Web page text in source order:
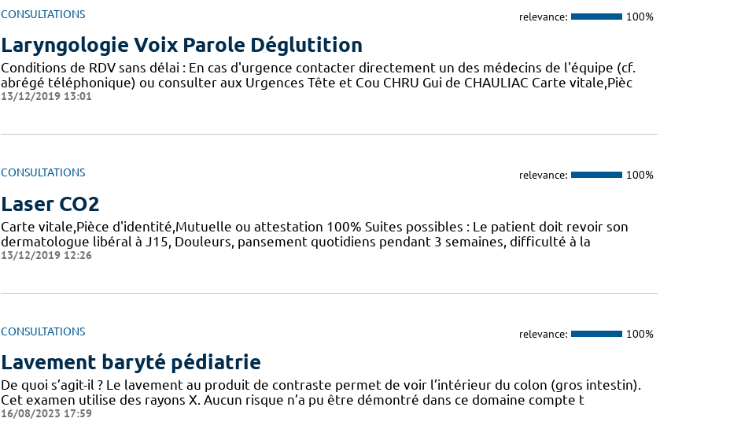
CONSULTATIONS relevance: 100%
Laryngologie Voix Parole Déglutition
Conditions de RDV sans délai : En cas d'urgence contacter directement un des médecins de l'équipe (cf.
abrégé téléphonique) ou consulter aux Urgences Tête et Cou CHRU Gui de CHAULIAC Carte vitale,Pièc
13/12/2019 13:01
CONSULTATIONS relevance: 100%
Laser CO2
Carte vitale,Pièce d'identité,Mutuelle ou attestation 100% Suites possibles : Le patient doit revoir son
dermatologue libéral à J15, Douleurs, pansement quotidiens pendant 3 semaines, difficulté à la
13/12/2019 12:26
CONSULTATIONS relevance: 100%
Lavement baryté pédiatrie
De quoi s’agit-il ? Le lavement au produit de contraste permet de voir l’intérieur du colon (gros intestin).
Cet examen utilise des rayons X. Aucun risque n’a pu être démontré dans ce domaine compte t
16/08/2023 17:59